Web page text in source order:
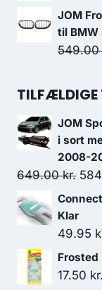
JOM
til BMW
549.00
TILFÆLDIGE
JOM
i sort
2008-
649.00kr. Den
var:
Klar
49.95
17.50 kr.